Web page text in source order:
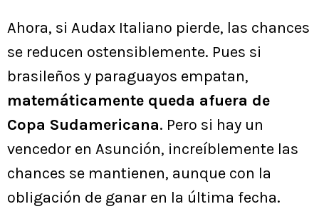
Ahora, si Audax Italiano pierde, las chances
se reducen ostensiblemente. Pues si
brasileños y paraguayos empatan,
matemáticamente queda afuera de
Copa Sudamericana. Pero si hay un
vencedor en Asunción, increíblemente las
chances se mantienen, aunque con la
obligación de ganar en la última fecha.